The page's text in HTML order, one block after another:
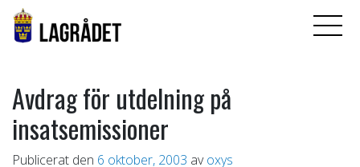
Avdrag för utdelning på
insatsemissioner
Publicerat den 6 oktober, 2003 av oxys